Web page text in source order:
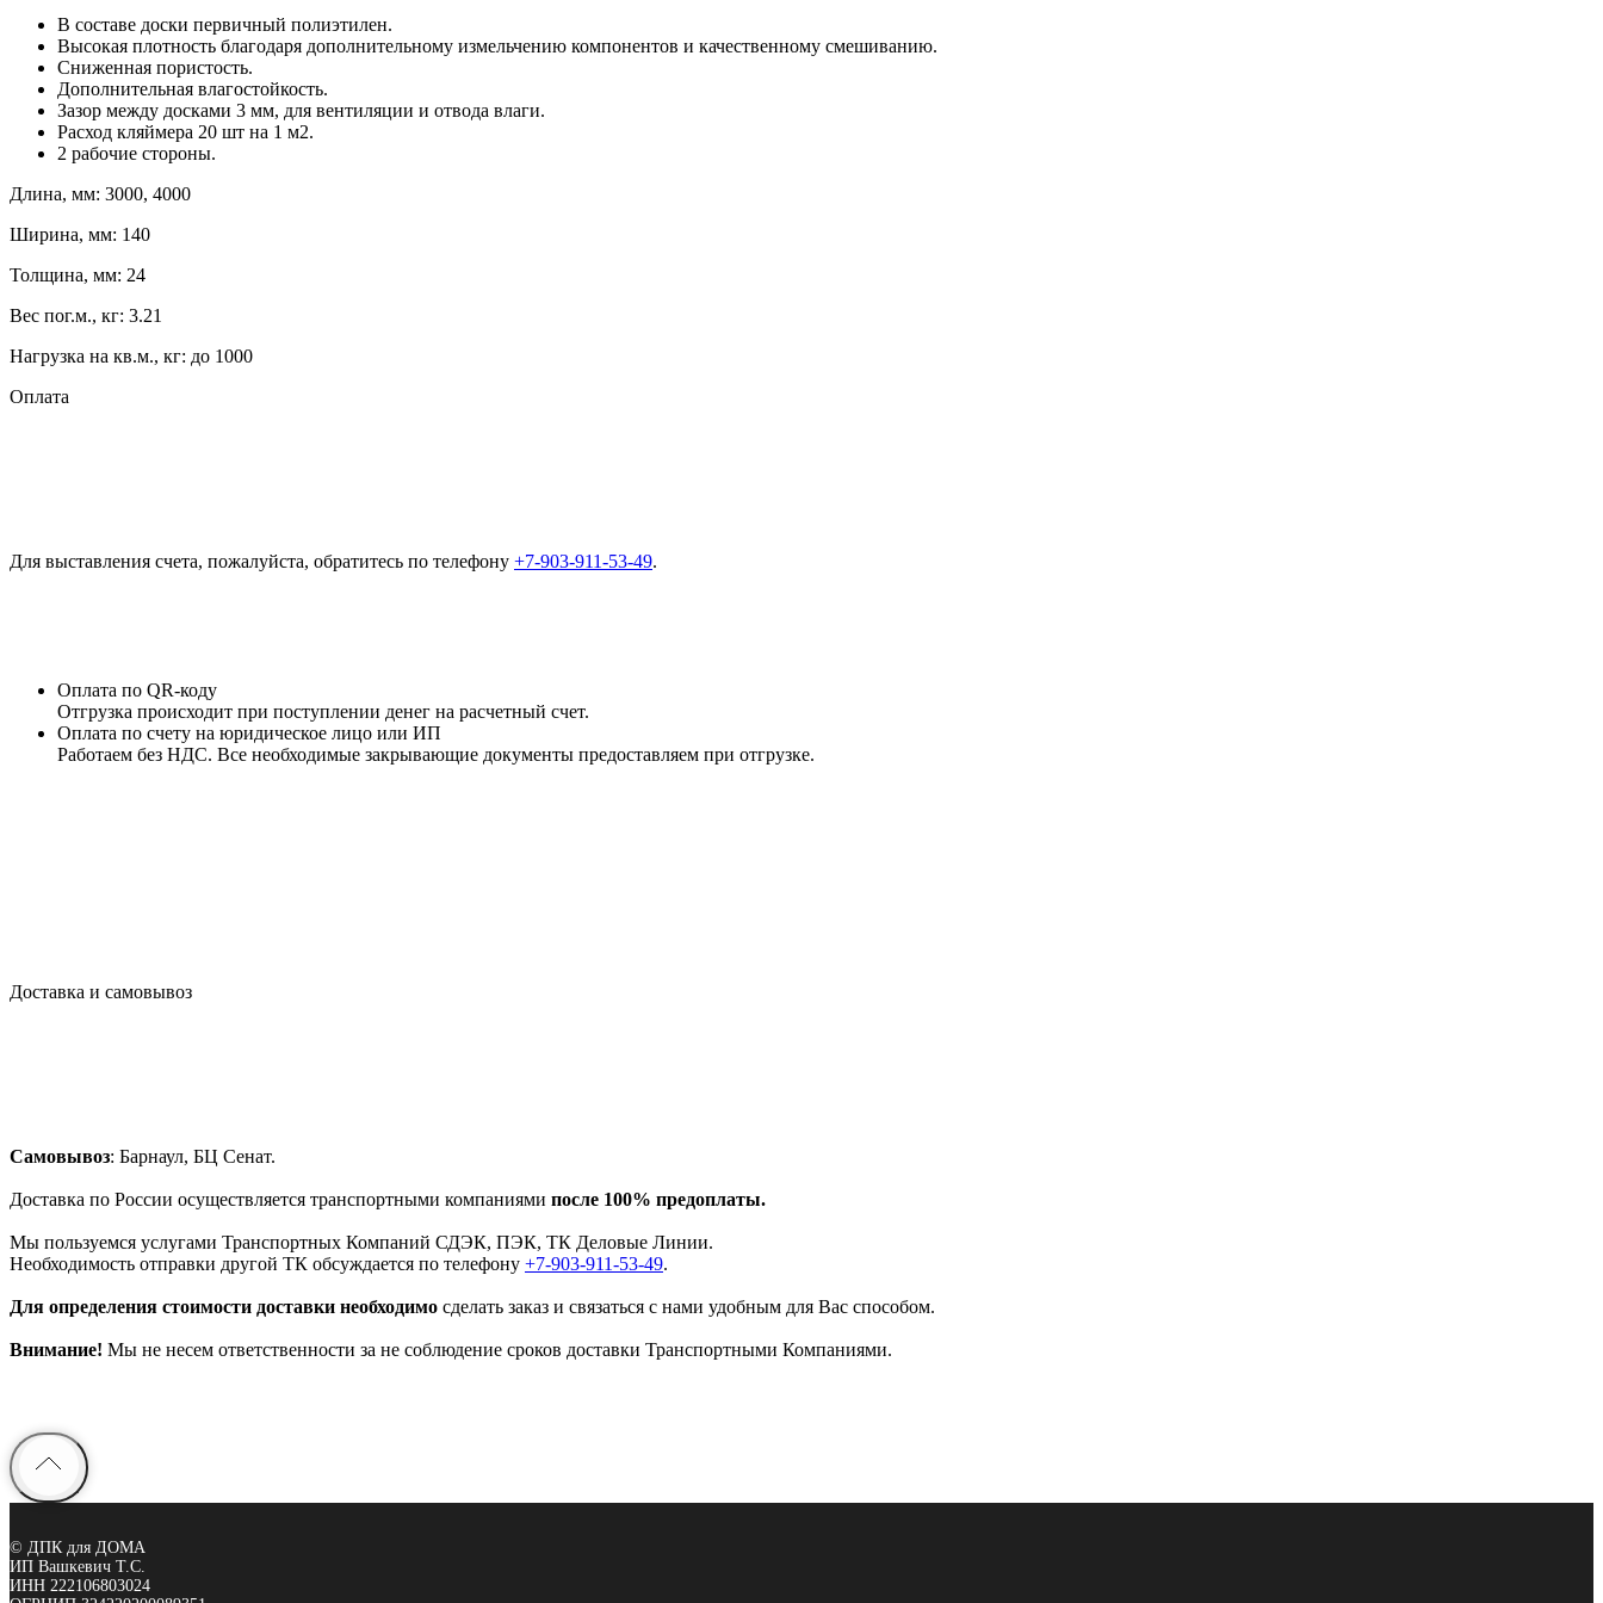
В составе доски первичный полиэтилен.
Высокая плотность благодаря дополнительному измельчению компонентов и качественному смешиванию.
Сниженная пористость.
Дополнительная влагостойкость.
Зазор между досками 3 мм, для вентиляции и отвода влаги.
Расход кляймера 20 шт на 1 м2.
2 рабочие стороны.
Длина, мм: 3000, 4000
Ширина, мм: 140
Толщина, мм: 24
Вес пог.м., кг: 3.21
Нагрузка на кв.м., кг: до 1000
Оплата
Для выставления счета, пожалуйста, обратитесь по телефону +7-903-911-53-49.
Оплата по QR-коду
Отгрузка происходит при поступлении денег на расчетный счет.
Оплата по счету на юридическое лицо или ИП
Работаем без НДС. Все необходимые закрывающие документы предоставляем при отгрузке.
Доставка и самовывоз
Самовывоз: Барнаул, БЦ Сенат.
До­став­ка по России осу­ществ­ля­ет­ся транс­порт­ны­ми ком­па­ни­я­ми после 100% предоплаты.
Мы поль­зу­ем­ся услу­га­ми Транс­порт­ных Ком­па­ний СДЭК, ПЭК, ТК Деловые Линии.
Не­об­хо­ди­мо­сть от­прав­ки дру­гой ТК об­суж­да­ет­ся по телефону +7-903-911-53-49.
Для определения стоимости доставки необходимо сделать заказ и связаться с нами удобным для Вас способом.
Внимание! Мы не не­сем от­вет­ствен­но­сти за не со­блю­де­ние сро­ков до­став­ки Транс­порт­ны­ми Ком­па­ни­я­ми.
© ДПК для ДОМА
ИП Вашкевич Т.С.
ИНН 222106803024